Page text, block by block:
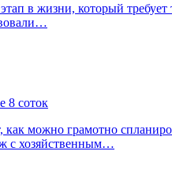
в жизни, который
8 соток
можно грамотно
с хозяйственным…